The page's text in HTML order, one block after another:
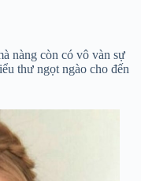
nàng còn có vô vàn sự
thư ngọt ngào cho đến